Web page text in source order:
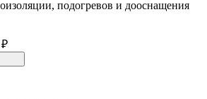
подогревов и дооснащения
₽